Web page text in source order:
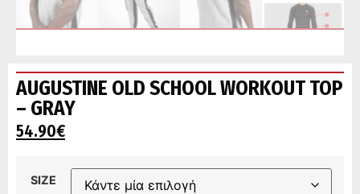
AUGUSTINE OLD SCHOOL WORKOUT TOP
– GRAY
54.90€
SIZE